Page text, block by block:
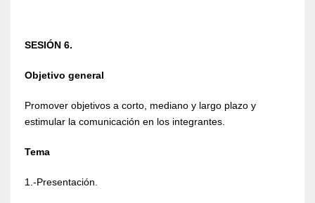
SESIÓN 6.
Objetivo general
Promover objetivos a corto, mediano y largo plazo y
estimular la comunicación en los integrantes.
Tema
1.-Presentación.